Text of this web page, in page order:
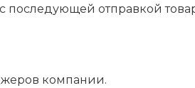
отправкой
компании.